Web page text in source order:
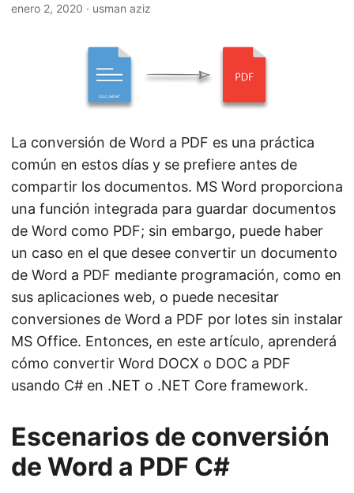
i
enero 2, 2020 · usman aziz
La conversión de Word a PDF es una práctica
común en estos días y se prefiere antes de
compartir los documentos. MS Word proporciona
una función integrada para guardar documentos
de Word como PDF; sin embargo, puede haber
un caso en el que desee convertir un documento
de Word a PDF mediante programación, como en
sus aplicaciones web, o puede necesitar
conversiones de Word a PDF por lotes sin instalar
MS Office. Entonces, en este artículo, aprenderá
cómo convertir Word DOCX o DOC a PDF
usando C# en .NET o .NET Core framework.
Escenarios de conversión
de Word a PDF C#